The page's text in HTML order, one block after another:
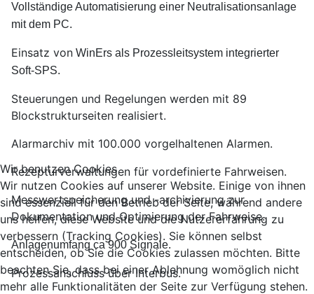
Vollständige Automatisierung einer Neutralisationsanlage
mit dem PC.
Einsatz von WinErs als Prozessleitsystem integrierter
Soft-SPS.
Steuerungen und Regelungen werden mit 89
Blockstrukturseiten realisiert.
Alarmarchiv mit 100.000 vorgelhaltenen Alarmen.
Rezepturverwaltungen für vordefinierte Fahrweisen.
Messwertspeicherung und -archivierung zur
Dokumentation und Optimierung der Fahrweise.
Anlagenumfang ca 900 Signale.
Prozessanschluss über Interbus.
Wir benutzen Cookies
Wir nutzen Cookies auf unserer Website. Einige von ihnen
sind essenziell für den Betrieb der Seite, während andere
uns helfen, diese Website und die Nutzererfahrung zu
verbessern (Tracking Cookies). Sie können selbst
entscheiden, ob Sie die Cookies zulassen möchten. Bitte
beachten Sie, dass bei einer Ablehnung womöglich nicht
mehr alle Funktionalitäten der Seite zur Verfügung stehen.